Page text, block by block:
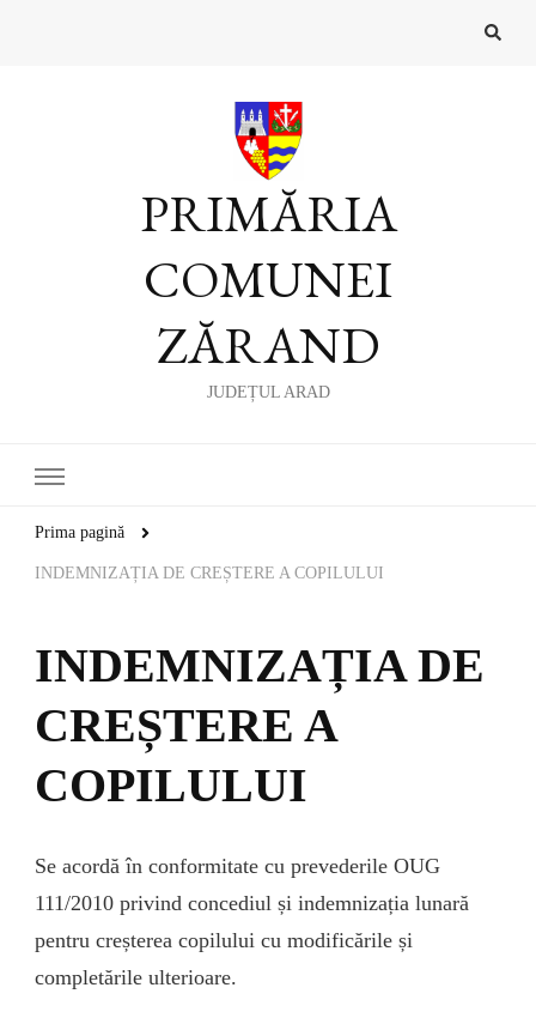
PRIMĂRIA
COMUNEI
ZĂRAND
JUDEȚUL ARAD
Prima pagină
INDEMNIZAȚIA DE CREȘTERE A COPILULUI
INDEMNIZAȚIA DE
CREȘTERE A
COPILULUI
Se acordă în conformitate cu prevederile OUG
111/2010 privind concediul și indemnizația lunară
pentru creșterea copilului cu modificările și
completările ulterioare.